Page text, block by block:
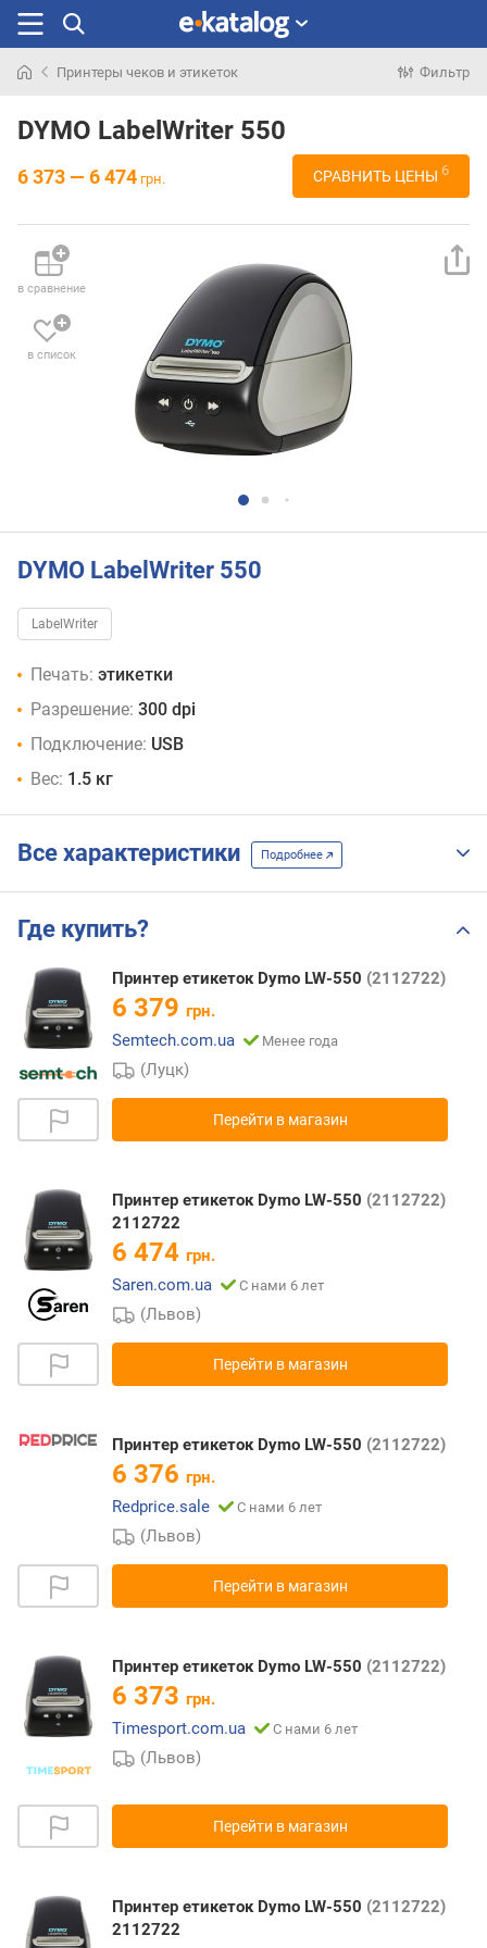
раньше
Принтеры чеков и этикеток Фильтр
DYMO LabelWriter 550
6 373 — 6 474 грн. СРАВНИТЬ ЦЕНЫ 6
в сравнение
в список
DYMO LabelWriter 550
LabelWriter
Печать: этикетки
Разрешение: 300 dpi
Подключение: USB
Вес: 1.5 кг
Все характеристики Подробнее
Где купить?
Принтер етикеток Dymo LW-550 (2112722)
6 379 грн.
Semtech.com.ua
Менее года
(Луцк)
Перейти в магазин
Принтер етикеток Dymo LW-550 (2112722)
2112722
6 474 грн.
Saren.com.ua
С нами 6 лет
(Львов)
Перейти в магазин
Принтер етикеток Dymo LW-550 (2112722)
6 376 грн.
Redprice.sale
С нами 6 лет
(Львов)
Перейти в магазин
Принтер етикеток Dymo LW-550 (2112722)
6 373 грн.
Timesport.com.ua
С нами 6 лет
(Львов)
Перейти в магазин
Принтер етикеток Dymo LW-550 (2112722)
2112722